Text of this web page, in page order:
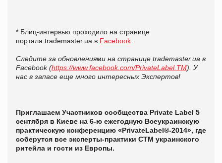
* Блиц-интервью проходило на странице
портала trademaster.ua в Facebook
Следите за обновлениями на странице trademaster.ua в
Facebook (https://www.facebook.com/PrivateLabel.TM). У
нас в запасе еще много интересных Экспертов!
Приглашаем Участников сообщества Private Label 5
сентября в Киеве на 6-ю ежегодную Всеукраинскую
практическую конференцию «PrivateLabel®-2014», где
соберутся все эксперты-практики СТМ украинского
ритейла и гости из Европы.